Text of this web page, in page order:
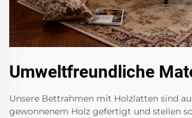
Umweltfreundliche
Unsere Bettrahmen mit Holzlatten sind
gewonnenem Holz gefertigt und stellen